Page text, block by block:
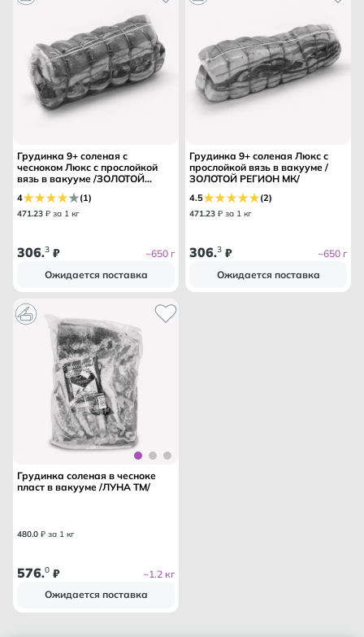
Грудинка 9+ соленая с
чесноком Люкс с прослойкой
вязь в вакууме /ЗОЛОТОЙ
РЕГИОН МК/
4 (1)
471.23 ₽ за 1 кг
306.3 ₽
~650 г
Ожидается поставка
Грудинка 9+ соленая Люкс с
прослойкой вязь в вакууме /
ЗОЛОТОЙ РЕГИОН МК/
4.5 (2)
471.23 ₽ за 1 кг
306.3 ₽
~650 г
Ожидается поставка
Грудинка соленая в чесноке
пласт в вакууме /ЛУНА ТМ/
480.0 ₽ за 1 кг
576.0 ₽
~1.2 кг
Ожидается поставка